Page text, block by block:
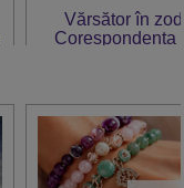
Vărsător în
Corespondența